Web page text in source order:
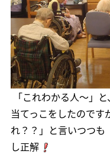
「これわかる人～」
当てっこをしたのです
れ？？」と言いつつも
し正解